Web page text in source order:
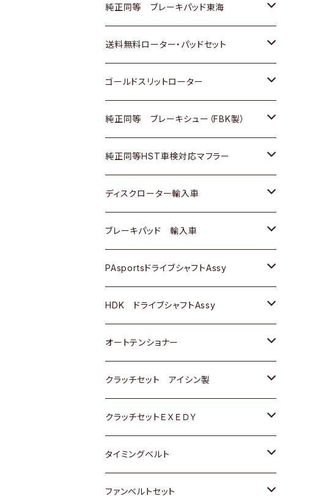
スバル
日野
三菱ふそう
ＢＭＷ
三菱
日野
三菱ふそう
日野
三菱ふそう
その他
マツダ
三菱
スバル
いすゞ
ダイハツ
マツダ
三菱
スバル
ダイハツ
マツダ
三菱
スズキ
日産
ダイハツ
マツダ
三菱
スバル
ホンダ
スズキ
日産
いすゞ
ダイハツ
マツダ
三菱
スバル
ＢＥＮＺ
トヨタ
ホンダ
スズキ
日産
ダイハツ
マツダ
三菱
スバル
純正同等 ブレーキパッド東海
トヨタ
ホンダ
日産
いすゞ
ダイハツ
マツダ
三菱
スバル
送料無料ローター・パッドセット
トヨタ
ホンダ
スズキ
日産
ダイハツ
マツダ
三菱
スバル
ゴールドスリットローター
トヨタ
ホンダ
スズキ
日産
ダイハツ
マツダ
三菱
スバル
純正同等 ブレーキシュー（FBK製）
ホンダ
スズキ
日産
ダイハツ
マツダ
三菱
スバル
純正同等HST車検対応マフラー
トヨタ
ホンダ
スズキ
日産
いすゞ
ダイハツ
マツダ
三菱
スバル
ディスクローター輸入車
ＡＵＤＩ
ＢＥＮＺ
ＢＭＷ
GOLF
ＷＡＧＥＮ
アストロ（シボレー）
クライスラー
ブレーキパッド 輸入車
ＢＥＮＺ
ＢＭＷ
ＷＡＧＥＮ
ＶＯＬＶＯ
PAsportsドライブシャフトAssy
トヨタ
ホンダ
スズキ
日産
ダイハツ
マツダ
HDK ドライブシャフトAssy
スズキ
ダイハツ
日産
ホンダ
マツダ
オートテンショナー
トヨタ
クラッチセット アイシン製
ホンダ
スズキ
ダイハツ
クラッチセットＥＸＥＤＹ
ホンダ
スズキ
タイミングベルト
トヨタ
ファンベルトセット